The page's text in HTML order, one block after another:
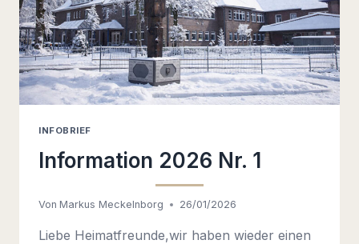
INFOBRIEF
Information 2026 Nr. 1
Von Markus Meckelnborg 26/01/2026
Liebe Heimatfreunde,wir haben wieder einen